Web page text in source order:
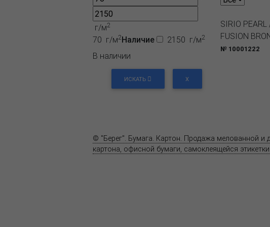
г/м2
2150 г/м2
70 г/м2Наличие
В наличии
ИСКАТЬ X
SIRIO
FUSION
№ 10001222
© "Берег". Бумага. Картон. Продажа мелованной и
картона, офисной бумаги, самоклеящейся